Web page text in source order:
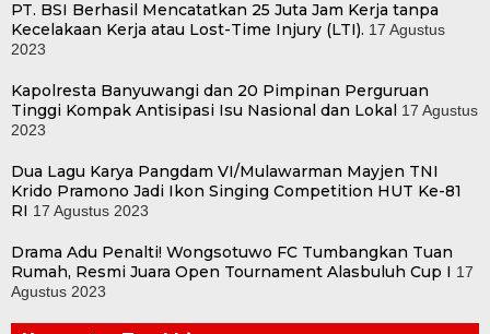
PT. BSI Berhasil Mencatatkan 25 Juta Jam Kerja tanpa
Kecelakaan Kerja atau Lost-Time Injury (LTI). 17 Agustus
2023
Kapolresta Banyuwangi dan 20 Pimpinan Perguruan
Tinggi Kompak Antisipasi Isu Nasional dan Lokal 17 Agustus
2023
Dua Lagu Karya Pangdam VI/Mulawarman Mayjen TNI
Krido Pramono Jadi Ikon Singing Competition HUT Ke-81
RI 17 Agustus 2023
Drama Adu Penalti! Wongsotuwo FC Tumbangkan Tuan
Rumah, Resmi Juara Open Tournament Alasbuluh Cup I 17
Agustus 2023